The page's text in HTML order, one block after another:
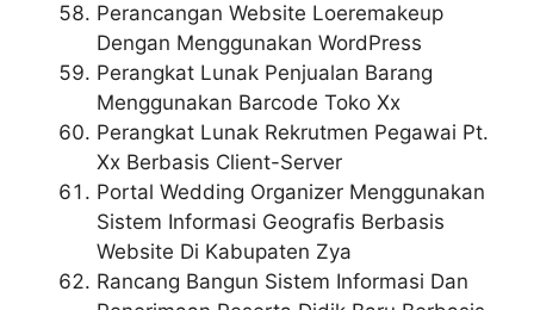
Perancangan Website Loeremakeup
Dengan Menggunakan WordPress
Perangkat Lunak Penjualan Barang
Menggunakan Barcode Toko Xx
Perangkat Lunak Rekrutmen Pegawai Pt.
Xx Berbasis Client-Server
Portal Wedding Organizer Menggunakan
Sistem Informasi Geografis Berbasis
Website Di Kabupaten Zya
Rancang Bangun Sistem Informasi Dan